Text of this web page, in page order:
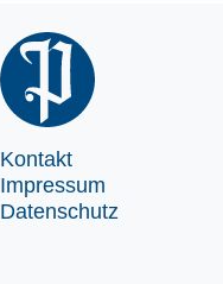
Kontakt
Impressum
Datenschutz